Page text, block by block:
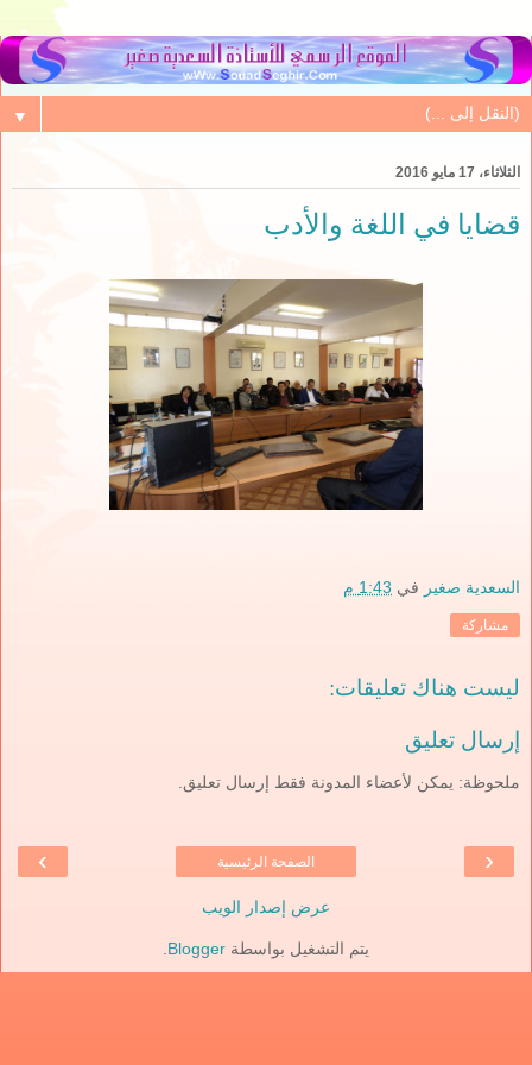
▼
الثلاثاء، 17 مايو 2016
قضايا في اللغة والأدب
السعدية صغير في 1:43 م
مشاركة
ليست هناك تعليقات:
إرسال تعليق
ملحوظة: يمكن لأعضاء المدونة فقط إرسال تعليق.
‹
› الصفحة الرئيسية
عرض إصدار الويب
يتم التشغيل بواسطة Blogger
.